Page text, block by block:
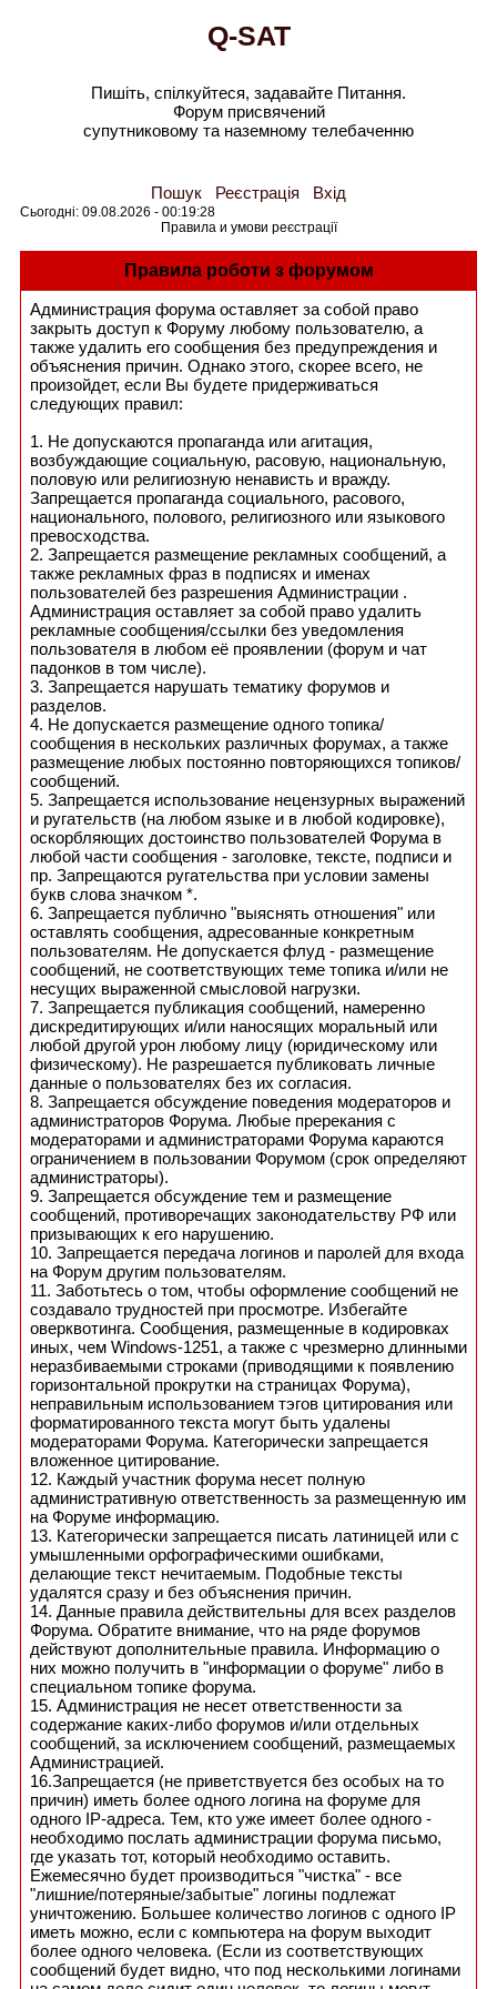
Q-SAT
Пишіть, спілкуйтеся, задавайте Питання.
Форум присвячений
супутниковому та наземному телебаченню
Пошук Реєстрація Вхід
Сьогодні: 09.08.2026 - 00:19:28
Правила и умови реєстрації
Правила роботи з форумом
Администрация форума оставляет за собой право
закрыть доступ к Форуму любому пользователю, а
также удалить его сообщения без предупреждения и
объяснения причин. Однако этого, скорее всего, не
произойдет, если Вы будете придерживаться
следующих правил:
1. Не допускаются пропаганда или агитация,
возбуждающие социальную, расовую, национальную,
половую или религиозную ненависть и вражду.
Запрещается пропаганда социального, расового,
национального, полового, религиозного или языкового
превосходства.
2. Запрещается размещение рекламных сообщений, а
также рекламных фраз в подписях и именах
пользователей без разрешения Администрации .
Администрация оставляет за собой право удалить
рекламные сообщения/ссылки без уведомления
пользователя в любом её проявлении (форум и чат
падонков в том числе).
3. Запрещается нарушать тематику форумов и
разделов.
4. Не допускается размещение одного топика/
сообщения в нескольких различных форумах, а также
размещение любых постоянно повторяющихся топиков/
сообщений.
5. Запрещается использование нецензурных выражений
и ругательств (на любом языке и в любой кодировке),
оскорбляющих достоинство пользователей Форума в
любой части сообщения - заголовке, тексте, подписи и
пр. Запрещаются ругательства при условии замены
букв слова значком *.
6. Запрещается публично "выяснять отношения" или
оставлять сообщения, адресованные конкретным
пользователям. Не допускается флуд - размещение
сообщений, не соответствующих теме топика и/или не
несущих выраженной смысловой нагрузки.
7. Запрещается публикация сообщений, намеренно
дискредитирующих и/или наносящих моральный или
любой другой урон любому лицу (юридическому или
физическому). Не разрешается публиковать личные
данные о пользователях без их согласия.
8. Запрещается обсуждение поведения модераторов и
администраторов Форума. Любые пререкания с
модераторами и администраторами Форума караются
ограничением в пользовании Форумом (срок определяют
администраторы).
9. Запрещается обсуждение тем и размещение
сообщений, противоречащих законодательству РФ или
призывающих к его нарушению.
10. Запрещается передача логинов и паролей для входа
на Форум другим пользователям.
11. Заботьтесь о том, чтобы оформление сообщений не
создавало трудностей при просмотре. Избегайте
оверквотинга. Сообщения, размещенные в кодировках
иных, чем Windows-1251, а также с чрезмерно длинными
неразбиваемыми строками (приводящими к появлению
горизонтальной прокрутки на страницах Форума),
неправильным использованием тэгов цитирования или
форматированного текста могут быть удалены
модераторами Форума. Категорически запрещается
вложенное цитирование.
12. Каждый участник форума несет полную
административную ответственность за размещенную им
на Форуме информацию.
13. Категорически запрещается писать латиницей или с
умышленными орфографическими ошибками,
делающие текст нечитаемым. Подобные тексты
удалятся сразу и без объяснения причин.
14. Данные правила действительны для всех разделов
Форума. Обратите внимание, что на ряде форумов
действуют дополнительные правила. Информацию о
них можно получить в "информации о форуме" либо в
специальном топике форума.
15. Администрация не несет ответственности за
содержание каких-либо форумов и/или отдельных
сообщений, за исключением сообщений, размещаемых
Администрацией.
16.Запрещается (не приветствуется без особых на то
причин) иметь более одного логина на форуме для
одного IP-адреса. Тем, кто уже имеет более одного -
необходимо послать администрации форума письмо,
где указать тот, который необходимо оставить.
Ежемесячно будет производиться "чистка" - все
"лишние/потеряные/забытые" логины подлежат
уничтожению. Большее количество логинов с одного IP
иметь можно, если с компьютера на форум выходит
более одного человека. (Если из соответствующих
сообщений будет видно, что под несколькими логинами